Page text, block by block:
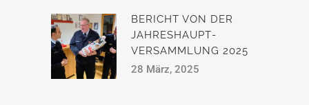
BERICHT VON DER
JAHRESHAUPT­
VERSAMMLUNG 2025
28 März, 2025